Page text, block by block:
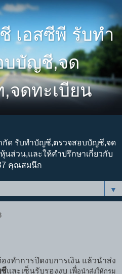
เอสซีพี รับทำ
บบัญชี,จด
จดทะเบียน
กัด รับทำบัญชี,ตรวจสอบบัญชี,จด
นส่วน,และให้คำปรึกษาเกี่ยวกับ
คุณสมนึก
▼
ทำการปิดงบการเงิน แล้วนำส่ง
ชีและเซ็นรับรองงบ เพื่อนำส่งให้กรม